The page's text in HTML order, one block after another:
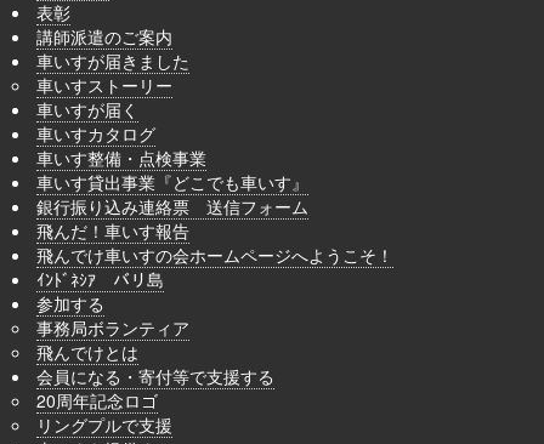
表彰
講師派遣のご案内
車いすが届きました
車いすストーリー
車いすが届く
車いすカタログ
車いす整備・点検事業
車いす貸出事業『どこでも車いす』
銀行振り込み連絡票 送信フォーム
飛んだ！車いす報告
飛んでけ車いすの会ホームページへようこそ！
ｲﾝﾄﾞﾈｼｱ バリ島
参加する
事務局ボランティア
飛んでけとは
会員になる・寄付等で支援する
20周年記念ロゴ
リングプルで支援